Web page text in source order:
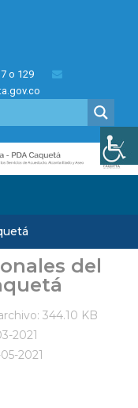
o 129
del
344.10 KB
2021
2021